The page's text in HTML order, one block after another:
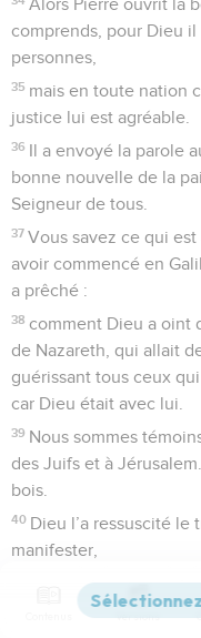
Alors Pierre ouvrit la
comprends, pour Dieu il
personnes,
35 mais en toute nation
justice lui est agréable.
36 Il a envoyé la parole
bonne nouvelle de la
Seigneur de tous.
37 Vous savez ce qui
avoir commencé en
a prêché :
38 comment Dieu a oint
de Nazareth, qui allait
guérissant tous ceux
car Dieu était avec lui.
39 Nous sommes
des Juifs et à
bois.
40 Dieu l’a ressuscité
manifester,
non à tout le peuple,
par Dieu, à nous qui
Versions